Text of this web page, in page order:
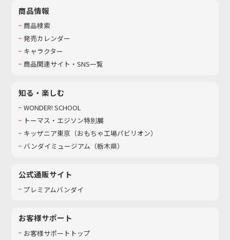
商品情報
商品検索
発売カレンダー
キャラクター
商品関連サイト・SNS一覧
知る・楽しむ
WONDER! SCHOOL
トーマス・エジソン特別展
キッザニア東京（おもちゃ工場パビリオン）​
バンダイミュージアム（栃木県）
公式通販サイト
プレミアムバンダイ
お客様サポート
お客様サポートトップ